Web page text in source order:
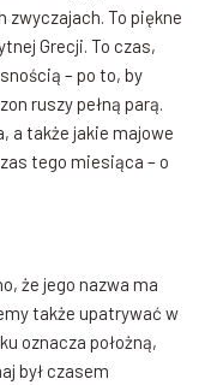
To piękne
Grecji. To czas,
– po to, by
ruszy pełną parą.
a także jakie majowe
tego miesiąca – o
że jego nazwa ma
także upatrywać w
oznacza położną,
był czasem